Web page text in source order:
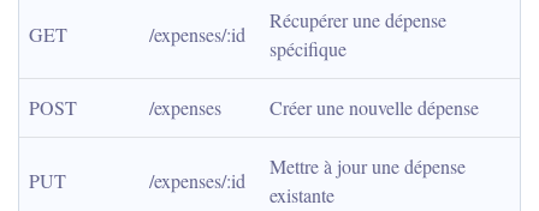
GET /expenses/:id
Récupérer une dépense
spécifique
POST /expenses Créer une nouvelle dépense
PUT /expenses/:id
Mettre à jour une dépense
existante